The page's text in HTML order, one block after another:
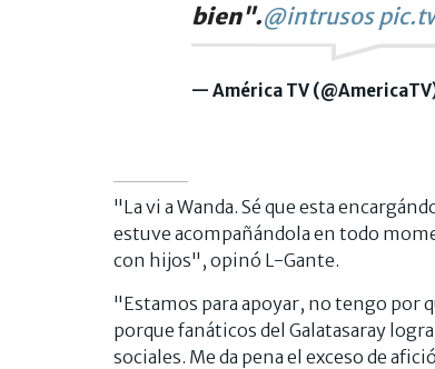
bien".@intrusos
— América TV
"La vi a Wanda. Sé que esta
estuve acompañándola en todo
con hijos", opinó L-Gante.
"Estamos para apoyar, no tengo por
porque fanáticos del Galatasaray
sociales. Me da pena el exceso de